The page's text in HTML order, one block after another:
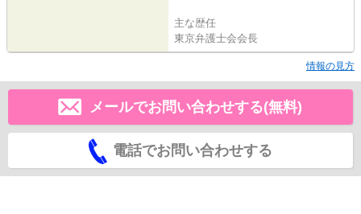
主な歴任
東京弁護士会会長
情報の見方
メールでお問い合わせする(無料)
電話でお問い合わせする